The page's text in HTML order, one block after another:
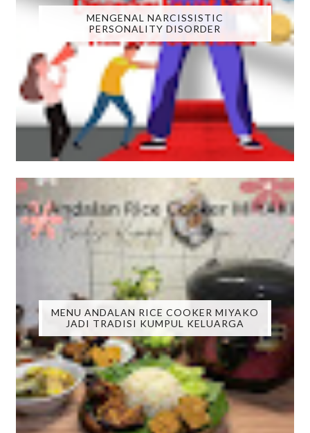
MENGENAL NARCISSISTIC
PERSONALITY DISORDER
MENU ANDALAN RICE COOKER MIYAKO
JADI TRADISI KUMPUL KELUARGA